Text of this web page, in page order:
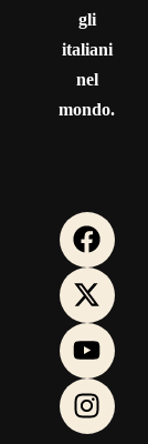
gli
italiani
nel
mondo.